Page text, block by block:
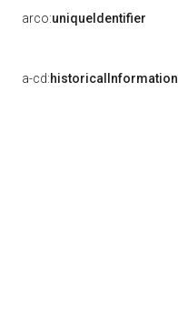
arco:uniqueIdentifier
a-cd:historicalInformation